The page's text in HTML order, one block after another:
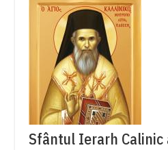
Sfântul Ierarh Calinic